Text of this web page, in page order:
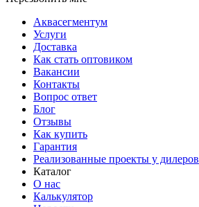
Аквасегментум
Услуги
Доставка
Как стать оптовиком
Вакансии
Контакты
Вопрос ответ
Блог
Отзывы
Как купить
Гарантия
Реализованные проекты у дилеров
Каталог
О нас
Калькулятор